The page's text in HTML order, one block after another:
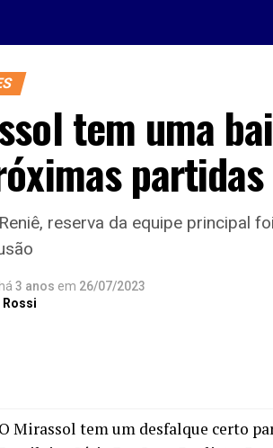
tem uma
partidas
reserva da equipe principal
3 anos em 26/07/2023
Rossi
O Mirassol tem um desfalque certo